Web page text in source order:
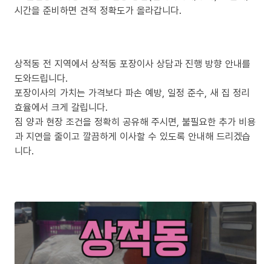
시간을 준비하면 견적 정확도가 올라갑니다.
상적동 전 지역에서 상적동 포장이사 상담과 진행 방향 안내를
도와드립니다.
포장이사의 가치는 가격보다 파손 예방, 일정 준수, 새 집 정리
효율에서 크게 갈립니다.
짐 양과 현장 조건을 정확히 공유해 주시면, 불필요한 추가 비용
과 지연을 줄이고 깔끔하게 이사할 수 있도록 안내해 드리겠습
니다.